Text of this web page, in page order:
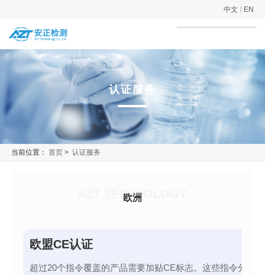
中文 EN
认证服务
当前位置：首页 >认证服务
AZT TECHNOLOGY
欧洲
欧盟CE认证
超过20个指令覆盖的产品需要加贴CE标志。这些指令分别